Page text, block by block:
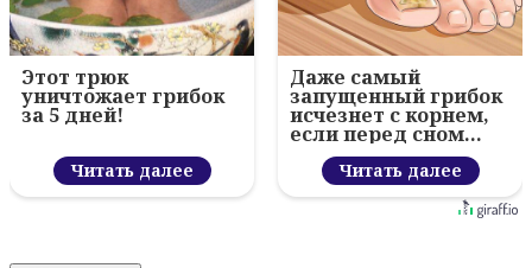
Этот трюк
уничтожает грибок
за 5 дней!
Читать далее
Даже самый
запущенный грибок
исчезнет с корнем,
если перед сном…
Читать далее